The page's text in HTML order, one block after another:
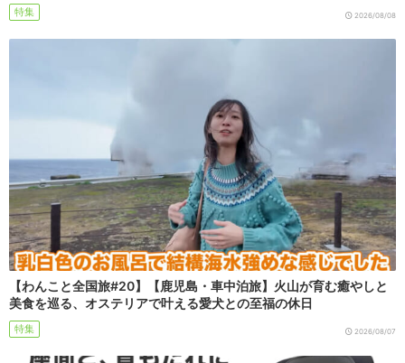
特集 2026/08/08
【わんこと全国旅#20】【鹿児島・車中泊旅】火山が育む癒やしと
美食を巡る、オステリアで叶える愛犬との至福の休日
特集 2026/08/07